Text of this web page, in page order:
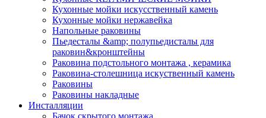
Кухонные мойки искусственный камень
Кухонные мойки нержавейка
Напольные раковины
Пьедесталы &amp; полупьедисталы для
раковин&кронштейны
Раковина подстольного монтажа , керамика
Раковина-столешница искуственный камень
Раковины
Раковины накладные
Инсталляции
Бачок скрытого монтажа